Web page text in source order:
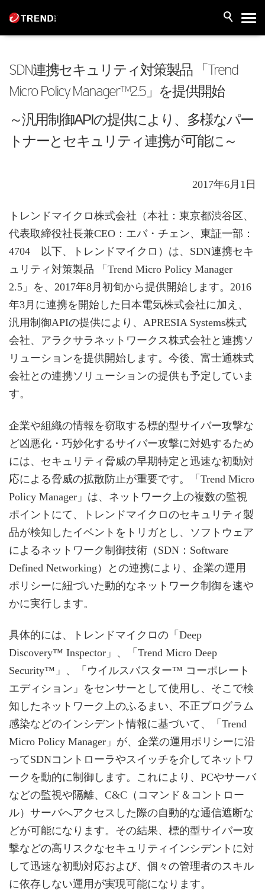
SDN連携セキュリティ対策製品 「Trend
Micro Policy Manager™2.5」を提供開始
～汎用制御APIの提供により、多様なパー
トナーとセキュリティ連携が可能に～
2017年6月1日
トレンドマイクロ株式会社（本社：東京都渋谷区、
代表取締役社長兼CEO：エバ・チェン、東証一部：
4704 以下、トレンドマイクロ）は、SDN連携セキ
ュリティ対策製品 「Trend Micro Policy Manager
2.5」を、2017年8月初旬から提供開始します。2016
年3月に連携を開始した日本電気株式会社に加え、
汎用制御APIの提供により、APRESIA Systems株式
会社、アラクサラネットワークス株式会社と連携ソ
リューションを提供開始します。今後、富士通株式
会社との連携ソリューションの提供も予定していま
す。
企業や組織の情報を窃取する標的型サイバー攻撃な
ど凶悪化・巧妙化するサイバー攻撃に対処するため
には、セキュリティ脅威の早期特定と迅速な初動対
応による脅威の拡散防止が重要です。「Trend Micro
Policy Manager」は、ネットワーク上の複数の監視
ポイントにて、トレンドマイクロのセキュリティ製
品が検知したイベントをトリガとし、ソフトウェア
によるネットワーク制御技術（SDN：Software
Defined Networking）との連携により、企業の運用
ポリシーに紐づいた動的なネットワーク制御を速や
かに実行します。
具体的には、トレンドマイクロの「Deep
Discovery™ Inspector」、「Trend Micro Deep
Security™」、「ウイルスバスター™ コーポレート
エディション」をセンサーとして使用し、そこで検
知したネットワーク上のふるまい、不正プログラム
感染などのインシデント情報に基づいて、「Trend
Micro Policy Manager」が、企業の運用ポリシーに沿
ってSDNコントローラやスイッチを介してネットワ
ークを動的に制御します。これにより、PCやサーバ
などの監視や隔離、C&C（コマンド＆コントロー
ル）サーバへアクセスした際の自動的な通信遮断な
どが可能になります。その結果、標的型サイバー攻
撃などの高リスクなセキュリティインシデントに対
して迅速な初動対応および、個々の管理者のスキル
に依存しない運用が実現可能になります。